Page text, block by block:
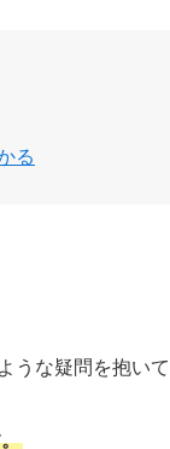
る
な疑問を抱いて